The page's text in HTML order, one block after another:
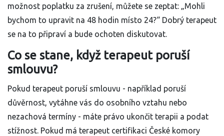
možnost poplatku za zrušení, můžete se zeptat: „Mohli
bychom to upravit na 48 hodin místo 24?“ Dobrý terapeut
se na to připraví a bude ochoten diskutovat.
Co se stane, když terapeut poruší
smlouvu?
Pokud terapeut poruší smlouvu - například poruší
důvěrnost, vytáhne vás do osobního vztahu nebo
nezachová termíny - máte právo ukončit terapii a podat
stížnost. Pokud má terapeut certifikaci České komory